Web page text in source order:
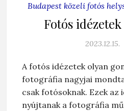
Budapest közeli fotós
Fotós
2023.12.15.
A fotós idézetek olyan
fotográfia nagyjai
csak fotósoknak. Ezek
nyújtanak a fotográfia